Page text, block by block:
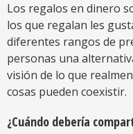
Los regalos en dinero
los que regalan les
diferentes rangos de
personas una
visión de lo que
cosas pueden coexistir.
¿Cuándo debería